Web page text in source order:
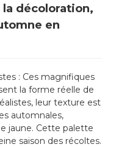
décoloration,
en
: Ces magnifiques
la forme réelle de
leur texture est
automnales,
jaune. Cette palette
saison des récoltes.